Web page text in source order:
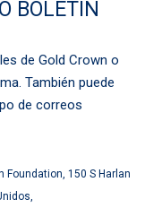
BOLETÍN
de Gold Crown o
También puede
de correos
Foundation, 150 S Harlan